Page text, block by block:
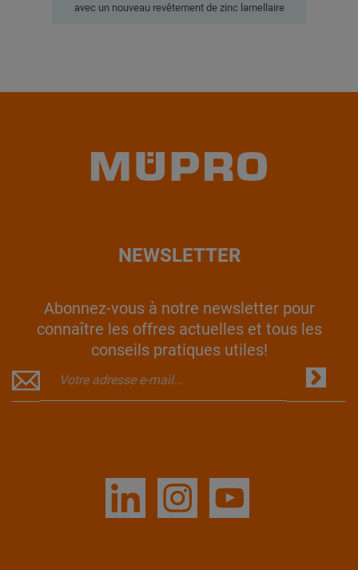
avec un nouveau revêtement de zinc lamellaire
NEWSLETTER
Abonnez-vous à notre newsletter pour
connaître les offres actuelles et tous les
conseils pratiques utiles!